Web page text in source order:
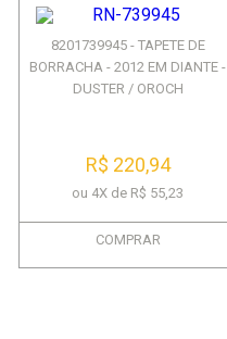
8201739945 - TAPETE DE
BORRACHA - 2012 EM DIANTE -
DUSTER / OROCH
R$ 220,94
ou 4X de R$ 55,23
COMPRAR